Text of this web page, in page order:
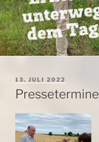
VERÖFFENTLICHT
AM
13. JULI 2022
Pressetermine